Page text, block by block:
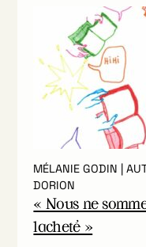
MÉLANIE GODIN |
DORION
« Nous ne
lacheté »